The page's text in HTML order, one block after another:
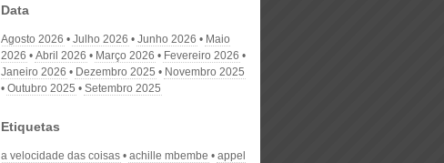
Data
Agosto 2026 Julho 2026 Junho 2026
Maio
2026
Abril 2026 Março 2026
Fevereiro 2026
Janeiro 2026
Dezembro 2025
Novembro 2025
Outubro 2025
Setembro 2025
Etiquetas
a velocidade das coisas achille mbembe
appel